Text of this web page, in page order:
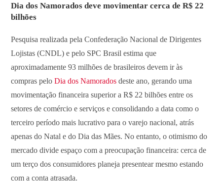
Dia dos Namorados deve movimentar cerca de R$ 22
bilhões
Pesquisa realizada pela Confederação Nacional de Dirigentes
Lojistas (CNDL) e pelo SPC Brasil estima que
aproximadamente 93 milhões de brasileiros devem ir às
compras pelo Dia dos Namorados deste ano, gerando uma
movimentação financeira superior a R$ 22 bilhões entre os
setores de comércio e serviços e consolidando a data como o
terceiro período mais lucrativo para o varejo nacional, atrás
apenas do Natal e do Dia das Mães. No entanto, o otimismo do
mercado divide espaço com a preocupação financeira: cerca de
um terço dos consumidores planeja presentear mesmo estando
com a conta atrasada.